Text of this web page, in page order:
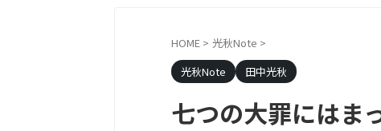
HOME > 光秋Note >
光秋Note
田中光秋
七つの大罪にはま